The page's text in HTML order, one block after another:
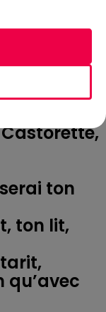
le
hache
ton
ton lit,
qu’avec